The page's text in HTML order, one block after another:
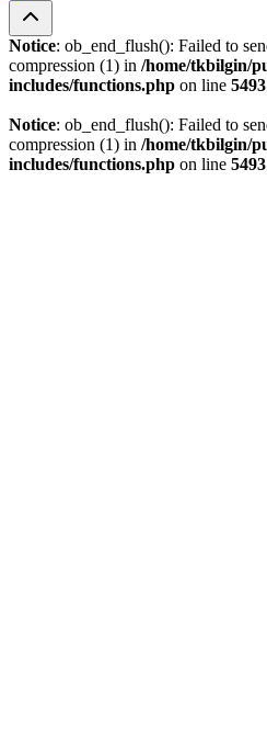
Notice: ob_end_flush(): Failed to
compression (1) in /home/tkbilgin/
includes/functions.php on line 5493
Notice: ob_end_flush(): Failed to
compression (1) in /home/tkbilgin/
includes/functions.php on line 5493